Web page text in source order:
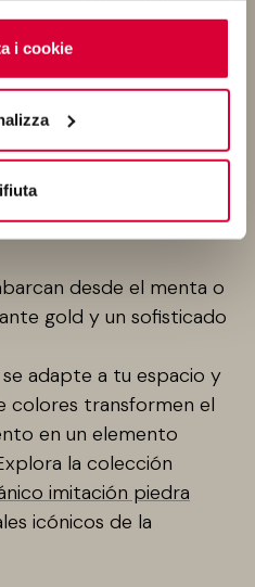
può essere espresso
i cookie”. Se non vuole i
il consenso sul tasto
i cookie
VARIEDAD DE
CON TONOS
O VIVOS
alazul marino,
del rojo cocido
se adaptan a todos
desde el menta o
gold y un sofisticado
adapte a tu espacio y
colores transformen el
en un elemento
la colección
imitación piedra
icónicos de la